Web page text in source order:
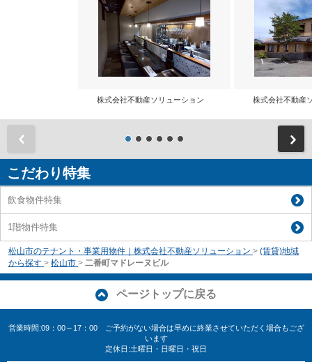
株式会社不動産ソリューション 株式会社不動
こだわり特集
飲食物件特集
1階物件特集
松山市のテナント・事業用物件｜株式会社不動産ソリューション > (賃貸)地域
から探す > 松山市 > 二番町マドレーヌビル
ページトップに戻る
営業時間:09：00～17：00 ご予約がない場合は早めに終業させていただく場合もござ
います
定休日:土曜日・日曜日・祝日